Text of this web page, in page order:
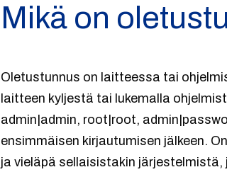
Mikä on
Oletustunnus on laitteessa tai
laitteen kyljestä tai lukemalla
admin|admin, root|root,
ensimmäisen kirjautumisen jälkeen.
ja vieläpä sellaisistakin